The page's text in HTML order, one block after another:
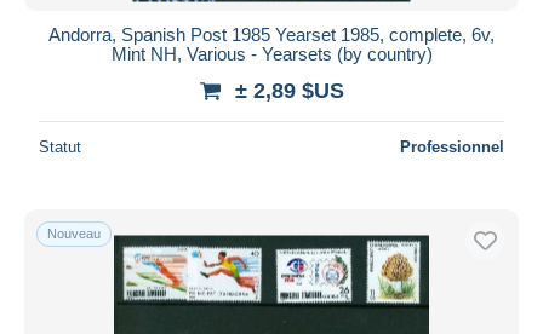
Andorra, Spanish Post 1985 Yearset 1985, complete, 6v,
Mint NH, Various - Yearsets (by country)
± 2,89 $US
Statut Professionnel
Nouveau